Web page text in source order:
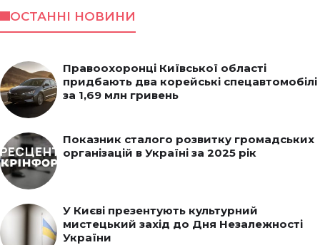
ОСТАННІ НОВИНИ
Правоохоронці Київської області
придбають два корейські спецавтомобілі
за 1,69 млн гривень
Показник сталого розвитку громадських
організацій в Україні за 2025 рік
У Києві презентують культурний
мистецький захід до Дня Незалежності
України